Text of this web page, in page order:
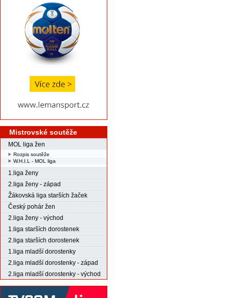
Mistrovské soutěže
MOL liga žen
Rozpis soutěže
W.H.I.L - MOL liga
1.liga ženy
2.liga ženy - západ
Žákovská liga starších žaček
Český pohár žen
2.liga ženy - východ
1.liga starších dorostenek
2.liga starších dorostenek
1.liga mladší dorostenky
2.liga mladší dorostenky - západ
2.liga mladší dorostenky - východ